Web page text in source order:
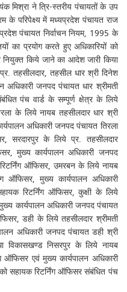
मिश्रा ने त्रि-स्तरीय पंचायतों के उप
के परिपेक्ष्य में मध्यप्रदेश पंचायत राज
पंचायत निर्वाचन नियम, 1995 के
का प्रयोग करते हुए अधिकारियों को
नियुक्त किये जाने का आदेश जारी किया
तहसील धार श्री दिनेश
अधिकारी जनपद पंचायत धार श्रीमती
पंच वार्ड के सम्पूर्ण क्षेत्र के लिये
के लिये नायब तहसीलदार धार श्री
अधिकारी जनपद पंचायत तिरला
सरदारपुर के लिये प्र. तहसीलदार
मुख्य कार्यपालन अधिकारी जनपद
ऑफिसर, उमरबन के लिये नायब
ऑफिसर, मुख्य कार्यपालन अधिकारी
रिटर्निंग ऑफिसर, कुक्षी के लिये
कार्यपालन अधिकारी जनपद पंचायत
डही के लिये तहसीलदार श्रीमती
अधिकारी जनपद पंचायत डही श्री
विकासखण्ड निसरपुर के लिये नायब
ऑफिसर एवं मुख्य कार्यपालन अधिकारी
सहायक रिटर्निंग ऑफिसर संबंधित पंच